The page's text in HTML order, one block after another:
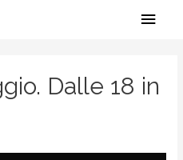
Dalle 18 in